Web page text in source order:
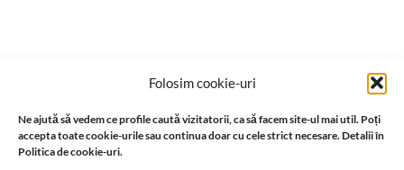
Folosim cookie-uri
Ne ajută să vedem ce profile caută vizitatorii, ca să facem site-ul mai util. Poți
accepta toate cookie-urile sau continua doar cu cele strict necesare. Detalii în
Politica de cookie-uri.